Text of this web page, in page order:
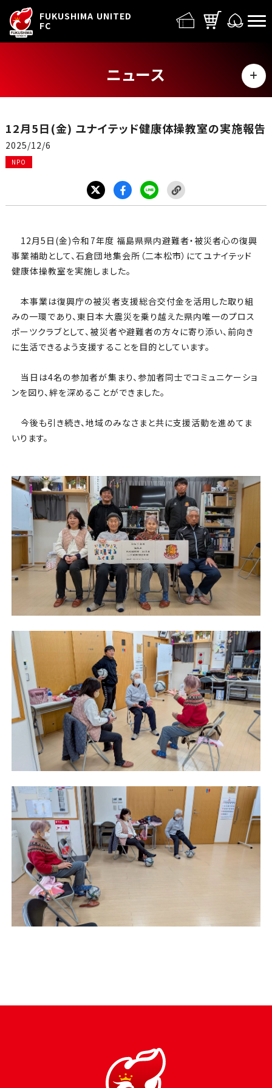
FUKUSHIMA UNITED
FC
ニュース
MENU
イベント
グッズ
チケット
アカデミー・スクール
農業部
まちづくり
12月5日(金) ユナイテッド健康体操教室の実施報告
2025/12/6
NPO
12月5日(金)令和7年度 福島県県内避難者・被災者心の復興
事業補助として、石倉団地集会所（二本松市）にてユナイテッド
健康体操教室を実施しました。
本事業は復興庁の被災者支援総合交付金を活用した取り組
みの一環であり、東日本大震災を乗り越えた県内唯一のプロス
ポーツクラブとして、被災者や避難者の方々に寄り添い、前向き
に生活できるよう支援することを目的としています。
当日は4名の参加者が集まり、参加者同士でコミュニケーショ
ンを図り、絆を深めることができました。
今後も引き続き、地域のみなさまと共に支援活動を進めてま
いります。